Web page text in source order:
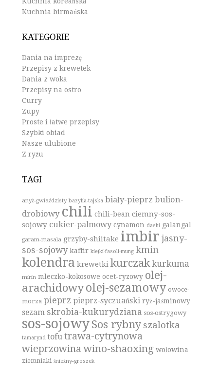
Kuchnia birmańska
KATEGORIE
Dania na imprezę
Przepisy z krewetek
Dania z woka
Przepisy na ostro
Curry
Zupy
Proste i łatwe przepisy
Szybki obiad
Nasze ulubione
Z ryżu
TAGI
anyż-gwiaździsty bazylia-tajska biały-pieprz bulion-
drobiowy chili chili-bean ciemny-sos-
sojowy cukier-palmowy cynamon dashi galangal
garam-masala grzyby-shiitake imbir jasny-
sos-sojowy kaffir kiełki-fasoli-mung kmin
kolendra krewetki kurczak kurkuma
mirin mleczko-kokosowe ocet-ryzowy olej-
arachidowy olej-sezamowy owoce-
morza pieprz pieprz-syczuański ryż-jaśminowy
sezam skrobia-kukurydziana sos-ostrygowy
sos-sojowy Sos rybny szalotka
tamarynd tofu trawa-cytrynowa
wieprzowinawino-shaoxing wołowina
ziemniaki śnieżny-groszek